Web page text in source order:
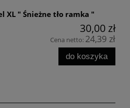
XL " Śnieżne tło ramka "
30,00 zł
Cena netto: 24,39 zł
do koszyka